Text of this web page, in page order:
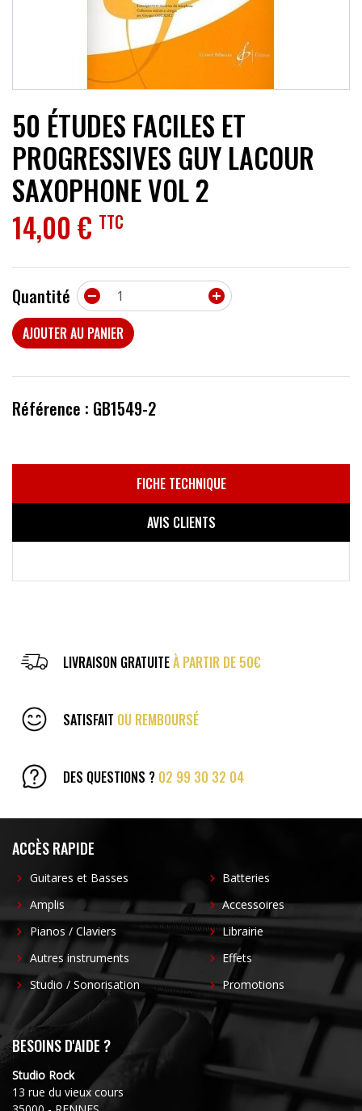
50 ÉTUDES FACILES ET
PROGRESSIVES GUY LACOUR
SAXOPHONE VOL 2
14,00 € TTC
Quantité 

AJOUTER AU PANIER
Référence : GB1549-2
FICHE TECHNIQUE
AVIS CLIENTS
LIVRAISON GRATUITEÀ PARTIR DE 50€
SATISFAIT OU REMBOURSÉ
DES QUESTIONS ? 02 99 30 32 04
ACCÈS RAPIDE
Guitares et Basses
Amplis
Pianos / Claviers
Autres instruments
Studio / Sonorisation
Batteries
Accessoires
Librairie
Effets
Promotions
BESOINS D'AIDE ?
Studio Rock
13 rue du vieux cours
ACCESSOIRES
EFFETS
PROMOTIONS